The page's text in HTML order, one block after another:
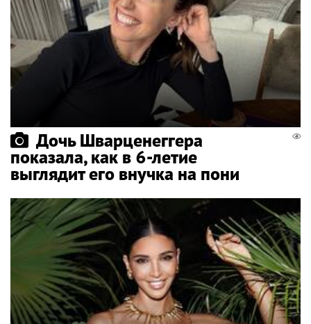
Дочь Шварценеггера
показала, как в 6-летие
выглядит его внучка на пони